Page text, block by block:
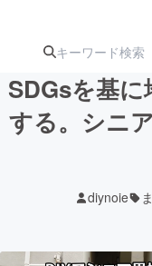
SDGsを基
する。シニ
diynoie